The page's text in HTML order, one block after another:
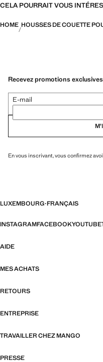
CELA POURRAIT VOUS
HOME HOUSSES DE COUETTE
Recevez promotions
E-mail
En vous inscrivant, vous confirmez
LUXEMBOURG·FRANÇAIS
INSTAGRAMFACEBOOKYOUTUBE
AIDE
MES ACHATS
RETOURS
ENTREPRISE
TRAVAILLER CHEZ MANGO
PRESSE